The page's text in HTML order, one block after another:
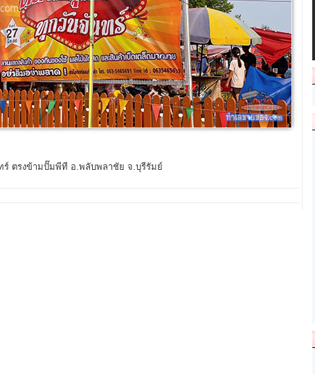
ตรงข้ามปั๊มพีที อ.พลับพลาชัย จ.บุรีรัมย์